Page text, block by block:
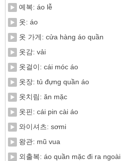
예복: áo lễ
옷: áo
옷 가게: cửa hàng áo quần
옷감: vải
옷걸이: cái móc áo
옷장: tủ đựng quần áo
옷치림: ăn mặc
옷핀: cái pin cài áo
와이셔츠: sơmi
왕관: mũ vua
외출복: áo quần mặc đi ra ngoài